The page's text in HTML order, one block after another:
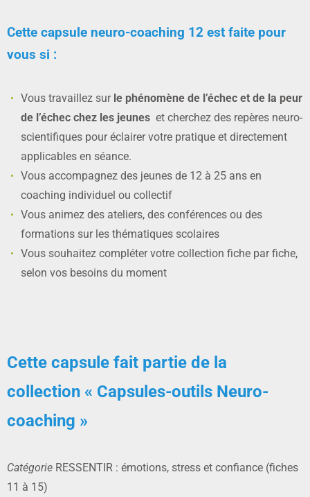
Cette capsule neuro-coaching 12 est faite pour
vous si :
Vous travaillez sur le phénomène de l’échec et de la peur
de l’échec chez les jeunes et cherchez des repères neuro-
scientifiques pour éclairer votre pratique et directement
applicables en séance.
Vous accompagnez des jeunes de 12 à 25 ans en
coaching individuel ou collectif
Vous animez des ateliers, des conférences ou des
formations sur les thématiques scolaires
Vous souhaitez compléter votre collection fiche par fiche,
selon vos besoins du moment
Cette capsule fait partie de la
collection « Capsules-outils Neuro-
coaching »
Catégorie RESSENTIR : émotions, stress et confiance (fiches
11 à 15)